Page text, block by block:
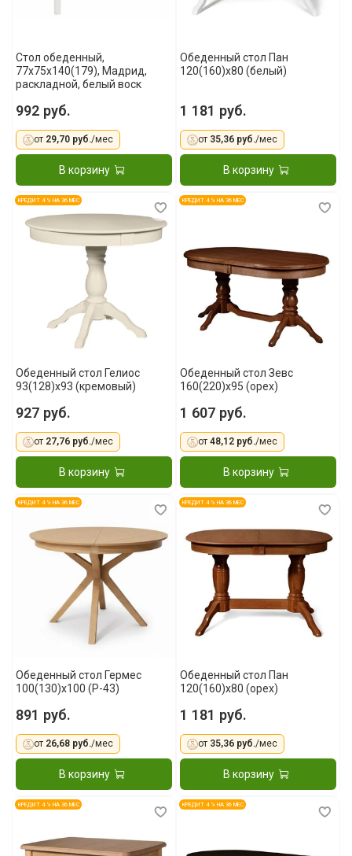
Стол обеденный,
77x75x140(179), Мадрид,
раскладной, белый воск
992 руб.
от 29,70 руб./мес
В корзину
Обеденный стол Пан
120(160)x80 (белый)
1 181 руб.
от 35,36 руб./мес
В корзину
КРЕДИТ 4 % НА 36 МЕС
Обеденный стол Гелиос
93(128)x93 (кремовый)
927 руб.
от 27,76 руб./мес
В корзину
КРЕДИТ 4 % НА 36 МЕС
Обеденный стол Зевс
160(220)х95 (орех)
1 607 руб.
от48,12 руб./мес
В корзину
КРЕДИТ 4 % НА 36 МЕС
Обеденный стол Гермес
100(130)x100 (Р-43)
891 руб.
от 26,68 руб./мес
В корзину
КРЕДИТ 4 % НА 36 МЕС
Обеденный стол Пан
120(160)x80 (орех)
1 181 руб.
от 35,36 руб./мес
В корзину
КРЕДИТ 4 % НА 36 МЕС КРЕДИТ 4 % НА 36 МЕС